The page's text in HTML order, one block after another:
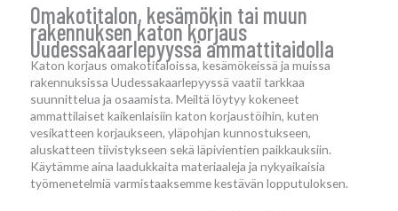
Omakotitalon, kesämökin tai muun
rakennuksen katon korjaus
Uudessakaarlepyyssä ammattitaidolla
Katon korjaus omakotitaloissa, kesämökeissä ja muissa
rakennuksissa Uudessakaarlepyyssä vaatii tarkkaa
suunnittelua ja osaamista. Meiltä löytyy kokeneet
ammattilaiset kaikenlaisiin katon korjaustöihin, kuten
vesikatteen korjaukseen, yläpohjan kunnostukseen,
aluskatteen tiivistykseen sekä läpivientien paikkauksiin.
Käytämme aina laadukkaita materiaaleja ja nykyaikaisia
työmenetelmiä varmistaaksemme kestävän lopputuloksen.